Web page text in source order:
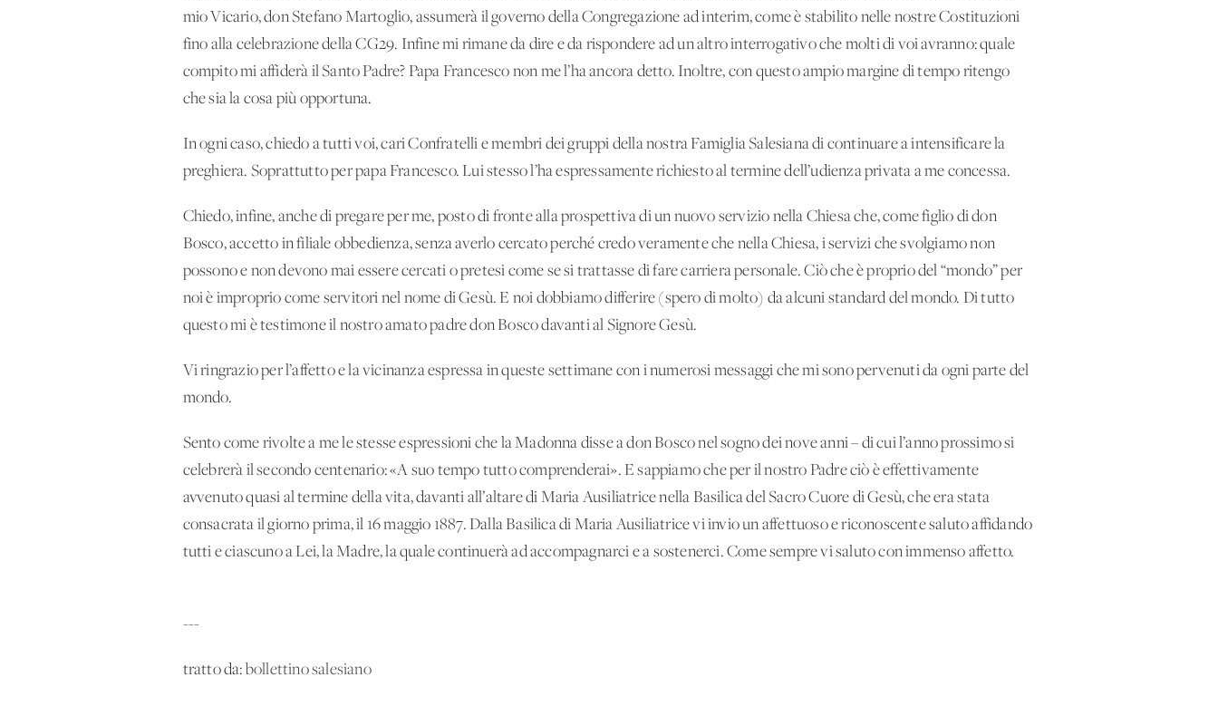
mio Vicario, don Stefano Martoglio, assumerà il governo della Congregazione ad interim, come è stabilito nelle nostre Costituzioni
fino alla celebrazione della CG29. Infine mi rimane da dire e da rispondere ad un altro interrogativo che molti di voi avranno: quale
compito mi affiderà il Santo Padre? Papa Francesco non me l’ha ancora detto. Inoltre, con questo ampio margine di tempo ritengo
che sia la cosa più opportuna.
In ogni caso, chiedo a tutti voi, cari Confratelli e membri dei gruppi della nostra Famiglia Salesiana di continuare a intensificare la
preghiera. Soprattutto per papa Francesco. Lui stesso l’ha espressamente richiesto al termine dell’udienza privata a me concessa.
Chiedo, infine, anche di pregare per me, posto di fronte alla prospettiva di un nuovo servizio nella Chiesa che, come figlio di don
Bosco, accetto in filiale obbedienza, senza averlo cercato perché credo veramente che nella Chiesa, i servizi che svolgiamo non
possono e non devono mai essere cercati o pretesi come se si trattasse di fare carriera personale. Ciò che è proprio del “mondo” per
noi è improprio come servitori nel nome di Gesù. E noi dobbiamo differire (spero di molto) da alcuni standard del mondo. Di tutto
questo mi è testimone il nostro amato padre don Bosco davanti al Signore Gesù.
Vi ringrazio per l’affetto e la vicinanza espressa in queste settimane con i numerosi messaggi che mi sono pervenuti da ogni parte del
mondo.
Sento come rivolte a me le stesse espressioni che la Madonna disse a don Bosco nel sogno dei nove anni – di cui l’anno prossimo si
celebrerà il secondo centenario: «A suo tempo tutto comprenderai». E sappiamo che per il nostro Padre ciò è effettivamente
avvenuto quasi al termine della vita, davanti all’altare di Maria Ausiliatrice nella Basilica del Sacro Cuore di Gesù, che era stata
consacrata il giorno prima, il 16 maggio 1887. Dalla Basilica di Maria Ausiliatrice vi invio un affettuoso e riconoscente saluto affidando
tutti e ciascuno a Lei, la Madre, la quale continuerà ad accompagnarci e a sostenerci. Come sempre vi saluto con immenso affetto.
---
tratto da: bollettino salesiano